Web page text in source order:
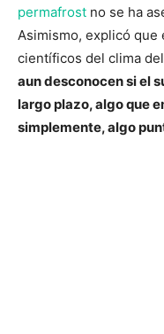
permafrost no se ha
Asimismo, explicó
científicos del clima
aun desconocen si el
largo plazo, algo que
simplemente, algo